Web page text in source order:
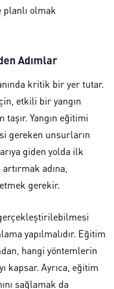
planlı olmak
Adımlar
kritik bir yer tutar.
etkili bir yangın
Yangın eğitimi
gereken unsurların
giden yolda ilk
adına,
gerekir.
yapılmalıdır. Eğitim
hangi yöntemlerin
kapsar. Ayrıca, eğitim
sağlamak da